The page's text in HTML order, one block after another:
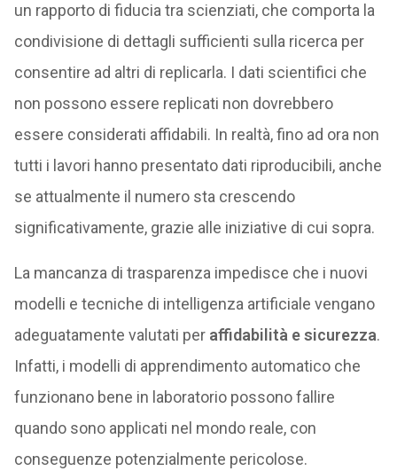
un rapporto di fiducia tra scienziati, che comporta la
condivisione di dettagli sufficienti sulla ricerca per
consentire ad altri di replicarla. I dati scientifici che
non possono essere replicati non dovrebbero
essere considerati affidabili. In realtà, fino ad ora non
tutti i lavori hanno presentato dati riproducibili, anche
se attualmente il numero sta crescendo
significativamente, grazie alle iniziative di cui sopra.
La mancanza di trasparenza impedisce che i nuovi
modelli e tecniche di intelligenza artificiale vengano
adeguatamente valutati per affidabilità e sicurezza.
Infatti, i modelli di apprendimento automatico che
funzionano bene in laboratorio possono fallire
quando sono applicati nel mondo reale, con
conseguenze potenzialmente pericolose.